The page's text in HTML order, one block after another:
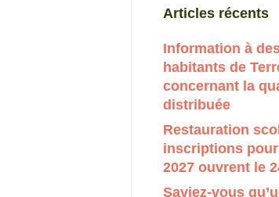
Articles récents
Information à
habitants de
concernant la
distribuée
Restauration
inscriptions pour
2027 ouvrent le
Saviez-vous